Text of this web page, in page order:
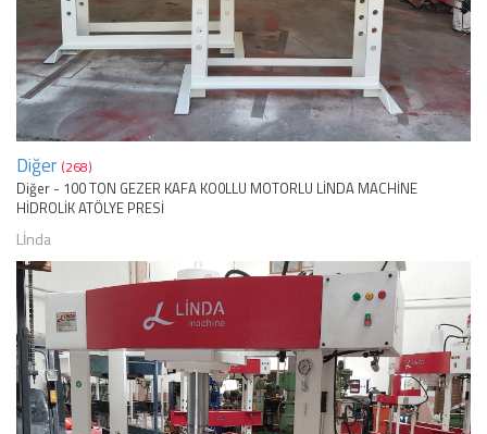
Diğer (268)
Diğer - 100 TON GEZER KAFA KO0LLU MOTORLU LİNDA MACHİNE
HİDROLİK ATÖLYE PRESİ
Lİnda